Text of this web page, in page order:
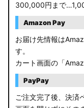
300,000円まで
Amazon Pay
お届け先情報は
す。
カート画面の「
PayPay
ご注文完了後、決済